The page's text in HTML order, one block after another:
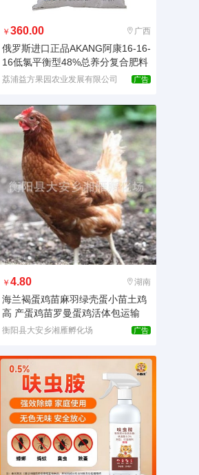
￥ 360.00 广西
俄罗斯进口正品AKANG阿康16-16-
16低氯平衡型48%总养分复合肥料
荔浦益方果园农业发展有限公司 广告
￥ 4.80 湖南
海兰褐蛋鸡苗麻羽绿壳蛋小苗土鸡
高 产蛋鸡苗罗曼蛋鸡活体包运输
衡阳县大安乡湘雁孵化场 广告